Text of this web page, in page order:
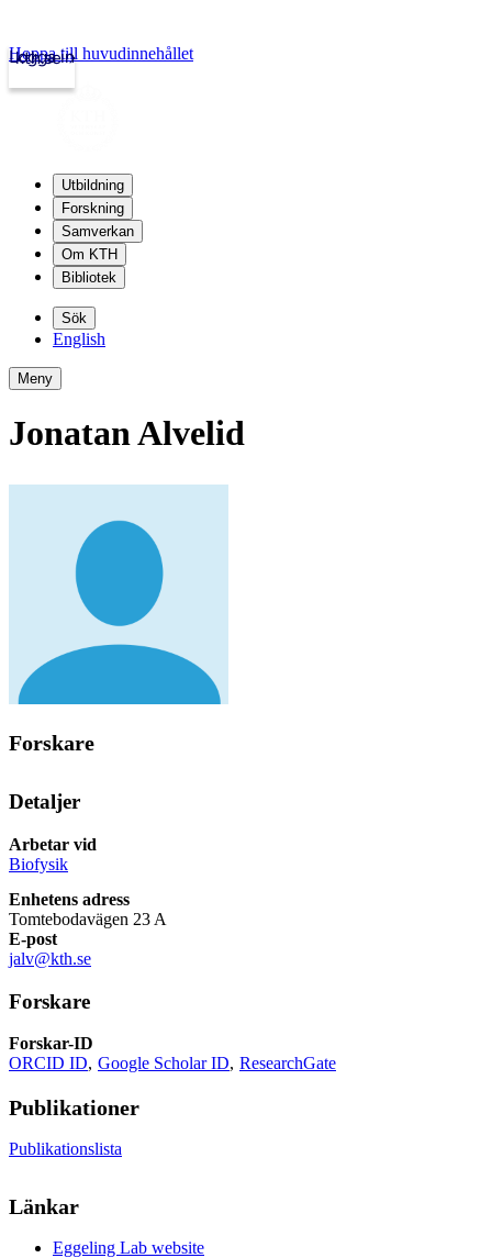
kth.se
Logga in
Hoppa till huvudinnehållet
Utbildning
Forskning
Samverkan
Om KTH
Bibliotek
Sök
English
Meny
Jonatan Alvelid
Forskare
Detaljer
Arbetar vid
Biofysik
Enhetens adress
Tomtebodavägen 23 A
E-post
jalv@kth.se
Forskare
Forskar-ID
ORCID ID Google Scholar ID ResearchGate
Publikationer
Publikationslista
Länkar
Eggeling Lab website